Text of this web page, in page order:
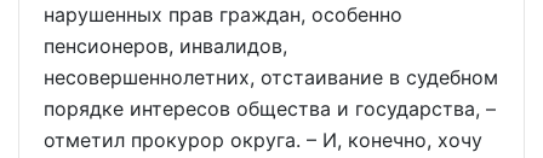
нарушенных прав граждан, особенно
пенсионеров, инвалидов,
несовершеннолетних, отстаивание в судебном
порядке интересов общества и государства, –
отметил прокурор округа. – И, конечно, хочу